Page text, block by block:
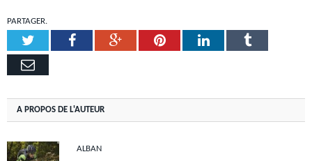
PARTAGER.
TwitterFacebookGoogle+PinterestLinkedInTumblr
Email
A PROPOS DE L'AUTEUR
ALBAN